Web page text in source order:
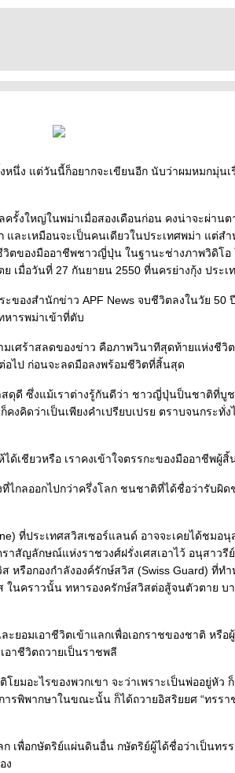
หนึ่ง แต่วันนี้ก็อยากจะเขียนอีก นับว่าผมหมกมุ่นเ
รั้งใหญ่ในพม่าเมื่อสองเดือนก่อน คงน่าจะผ่านต
ละเหมือนจะเป็นคนเดียวในประเทศพม่า แต่ส
วิตของมืออาชีพชาวญี่ปุ่น ในฐานะช่างภาพวิดิโอ
เมื่อวันที่ 27 กันยายน 2550 ที่นครย่างกุ้ง ประเ
ะของสำนักข่าว APF News จบชีวิตลงในวัย 50
หารพม่าเข้าที่ตับ
มเศร้าสลดของข่าว คือภาพวินาทีสุดท้ายแห่งชีวิ
ไป ก่อนจะลดมือลงพร้อมชีวิตที่สิ้นสุด
สดุดี ซึ่งแม้เราต่างรู้กันดีว่า ชาวญี่ปุ่นป็นชาติที่บู
งคิดว่าเป็นเพียงคำเปรียบเปรย ตราบจนกระทั่
ด้เชียวหรือ เราคงเข้าใจตรรกะของมืออาชีพผู้
ไกลออกไปกว่าครึ่งโลก ชนชาติที่ได้ชื่อว่ารับผิด
ที่ประเทศสวิสเซอร์แลนด์ อาจจะเคยได้ชมอนุ
าสัญลักษณ์แห่งราชวงศ์ฝรั่งเศสเอาไว้ อนุสาวรี
หรือกองกำลังองค์รักษ์สวิส (Swiss Guard) ที่ท
ในคราวนั้น ทหารองครักษ์สวิสต่อสู้จนตัวตาย บ
ยอมเอาชีวิตเข้าแลกเพื่อเอกราชของชาติ หรือ
าชีวิตถวายเป็นราชพลี
มอะไรของพวกเขา จะว่าเพราะเป็นพ่ออยู่หัว
รพิพากษาในขณะนั้น ก็ได้ถวายอิสริยยศ “ทรรา
เพื่อกษัตริย์แผ่นดินอื่น กษัตริย์ผู้ได้ชื่อว่าเป็นทร
ง